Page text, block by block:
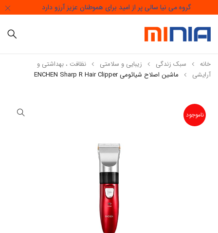
گروه می نیا سالی پر از امید برای هموطنان عزیز آرزو دارد
خانه سبک زندگی زیبایی و سلامتی
نظافت ، بهداشتی و
آرایشی
ماشین اصلاح شیائومی ENCHEN Sharp R Hair Clipper
ناموجود